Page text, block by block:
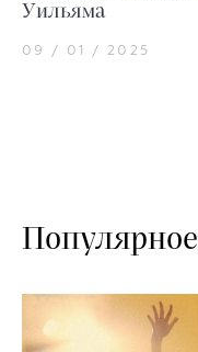
Уильяма
09 / 01 / 2025
Популярное